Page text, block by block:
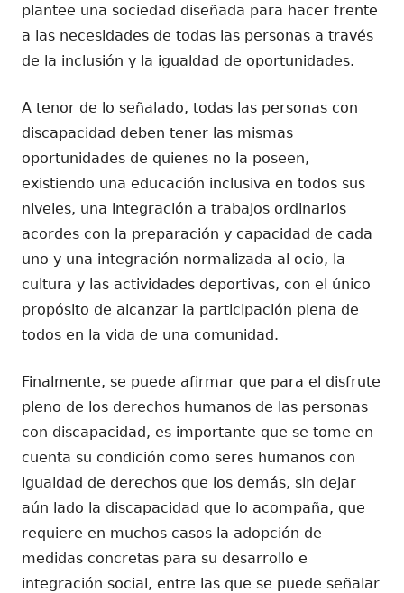
plantee una sociedad diseñada para hacer frente
a las necesidades de todas las personas a través
de la inclusión y la igualdad de oportunidades.
A tenor de lo señalado, todas las personas con
discapacidad deben tener las mismas
oportunidades de quienes no la poseen,
existiendo una educación inclusiva en todos sus
niveles, una integración a trabajos ordinarios
acordes con la preparación y capacidad de cada
uno y una integración normalizada al ocio, la
cultura y las actividades deportivas, con el único
propósito de alcanzar la participación plena de
todos en la vida de una comunidad.
Finalmente, se puede afirmar que para el disfrute
pleno de los derechos humanos de las personas
con discapacidad, es importante que se tome en
cuenta su condición como seres humanos con
igualdad de derechos que los demás, sin dejar
aún lado la discapacidad que lo acompaña, que
requiere en muchos casos la adopción de
medidas concretas para su desarrollo e
integración social, entre las que se puede señalar